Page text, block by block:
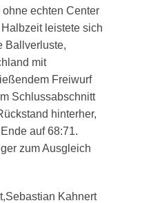
echten Center
leistete sich
Ballverluste,
mit
Freiwurf
Schlussabschnitt
hinterher,
auf 68:71.
zum Ausgleich
Kahnert